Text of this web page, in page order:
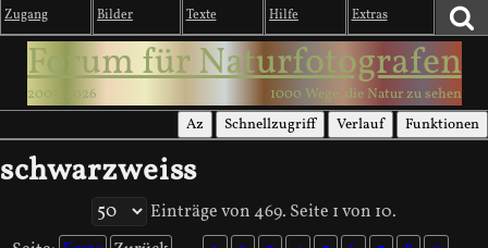
Zugang Bilder Texte Hilfe Extras
Forum für Naturfotografen
2003-2026 1000 Wege, die Natur zu sehen
Az Schnellzugriff Verlauf Funktionen
schwarzweiss
Einträge von 469. Seite 1 von 10.